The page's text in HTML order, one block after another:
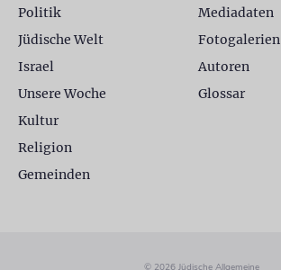
Politik
Jüdische Welt
Israel
Unsere Woche
Kultur
Religion
Gemeinden
Mediadaten
Fotogalerien
Autoren
Glossar